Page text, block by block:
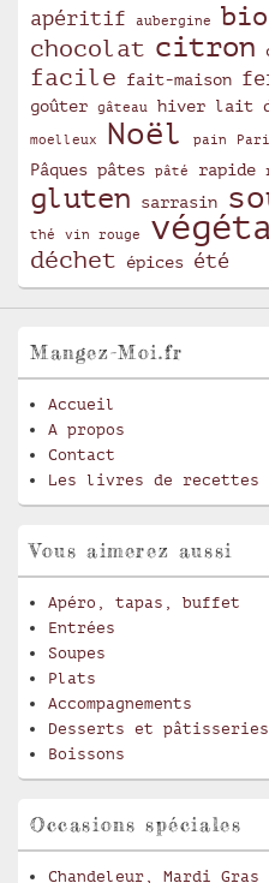
apéritif aubergine bio
chocolat citron
facile fait-maison
goûter
gâteau hiver lait
moelleux Noël pain
Pâques pâtes pâté rapide
gluten
sarrasin
thé vin rouge
déchet
épices été
Mangez-Moi.fr
Accueil
A propos
Contact
Les livres de recettes
Vous aimerez aussi
Apéro, tapas, buffet
Entrées
Soupes
Plats
Accompagnements
Desserts et pâtisseries
Boissons
Occasions spéciales
Chandeleur, Mardi Gras